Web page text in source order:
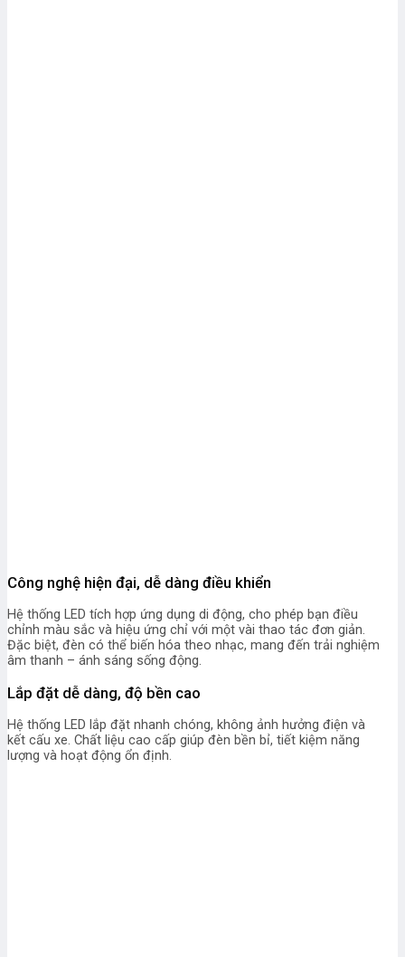
Công nghệ hiện đại, dễ dàng điều khiển
Hệ thống LED tích hợp ứng dụng di động, cho phép bạn điều
chỉnh màu sắc và hiệu ứng chỉ với một vài thao tác đơn giản.
Đặc biệt, đèn có thể biến hóa theo nhạc, mang đến trải nghiệm
âm thanh – ánh sáng sống động.
Lắp đặt dễ dàng, độ bền cao
Hệ thống LED lắp đặt nhanh chóng, không ảnh hưởng điện và
kết cấu xe. Chất liệu cao cấp giúp đèn bền bỉ, tiết kiệm năng
lượng và hoạt động ổn định.